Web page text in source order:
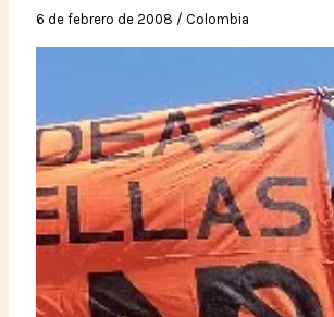
Noviolencia
6 de febrero de 2008 / Colombia